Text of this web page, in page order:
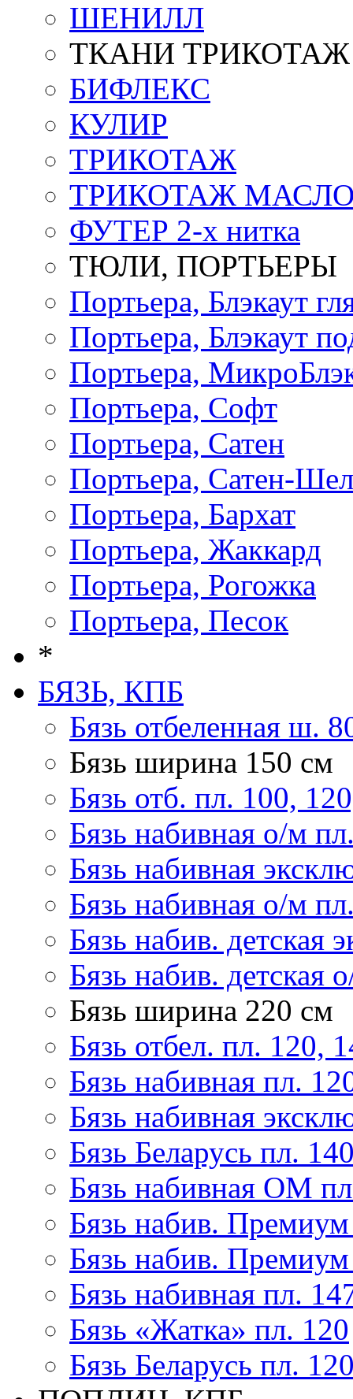
ШЕНИЛЛ
ТКАНИ ТРИКОТАЖ
БИФЛЕКС
КУЛИР
ТРИКОТАЖ
ТРИКОТАЖ
ФУТЕР 2-х нитка
ТЮЛИ, ПОРТЬЕРЫ
Портьера, Блэкаут
Портьера, Блэкаут
Портьера,
Портьера, Софт
Портьера, Сатен
Портьера, Сатен-
Портьера, Бархат
Портьера, Жаккард
Портьера, Рогожка
Портьера, Песок
*
БЯЗЬ, КПБ
Бязь отбеленная ш.
Бязь ширина 150 см
Бязь отб. пл. 100,
Бязь набивная о/м
Бязь набивная
Бязь набивная о/м
Бязь набив. детская
Бязь набив. детская
Бязь ширина 220 см
Бязь отбел. пл. 120,
Бязь набивная пл.
Бязь набивная
Бязь Беларусь пл.
Бязь набивная ОМ
Бязь набив.
Бязь набив.
Бязь набивная пл.
Бязь «Жатка» пл. 120
Бязь Беларусь пл.